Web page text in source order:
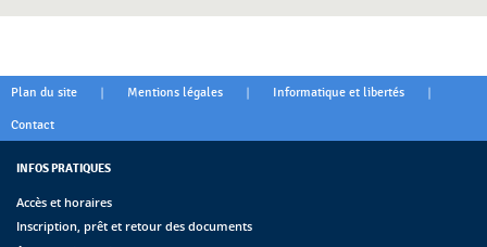
Plan du site | Mentions légales | Informatique et libertés |
Contact
INFOS PRATIQUES
Accès et horaires
Inscription, prêt et retour des documents